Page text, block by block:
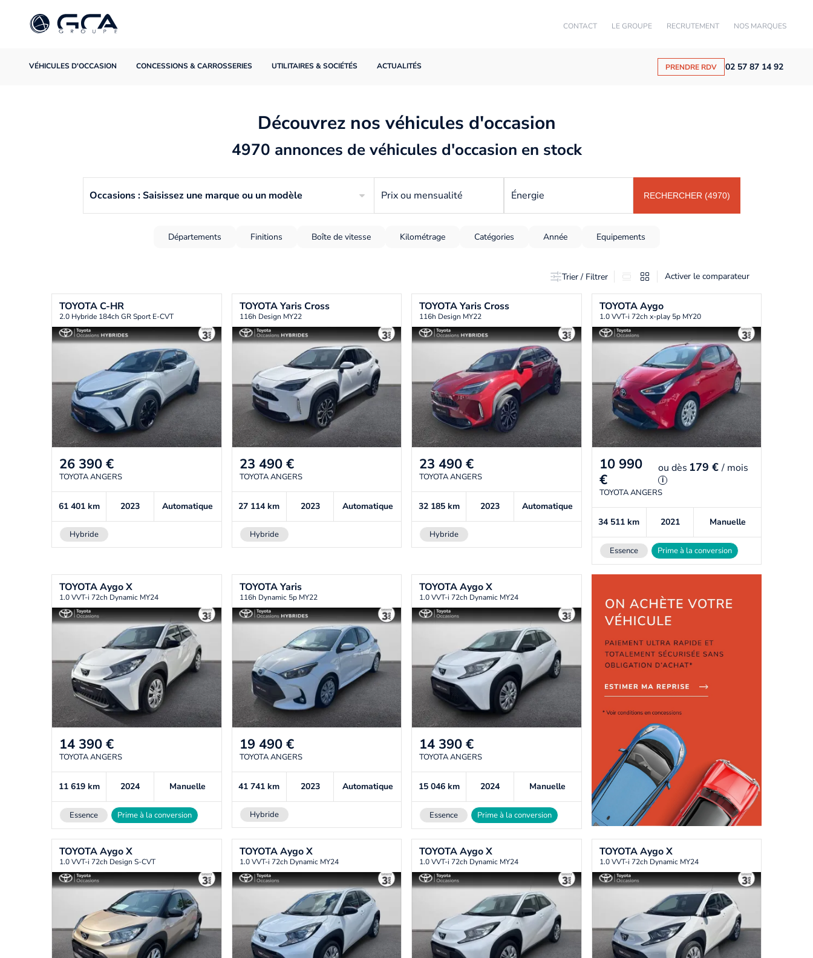
CONTACT LE GROUPE RECRUTEMENT NOS MARQUES
VÉHICULES D'OCCASION CONCESSIONS & CARROSSERIES UTILITAIRES & SOCIÉTÉS ACTUALITÉS PRENDRE RDV 02 57 87 14 92
Découvrez nos véhicules d'occasion
4970 annonces de véhicules d'occasion en stock
Occasions : Saisissez une marque ou un modèle Prix ou mensualité Énergie RECHERCHER (4970)
Départements Finitions Boîte de vitesse Kilométrage Catégories Année Equipements
Trier / Filtrer Activer le comparateur
TOYOTAC-HR
2.0 Hybride 184ch GR Sport E-CVT
26 390 €
TOYOTA ANGERS
61 401 km 2023 Automatique
Hybride
TOYOTAYaris Cross
116h Design MY22
23 490 €
TOYOTA ANGERS
27 114km 2023 Automatique
Hybride
TOYOTAYaris Cross
116h Design MY22
23 490 €
TOYOTA ANGERS
32 185 km 2023 Automatique
Hybride
TOYOTAAygo
1.0 VVT-i 72ch x-play 5p MY20
10 990
€
ou dès 179 € / mois
i
TOYOTA ANGERS
34 511km 2021 Manuelle
Essence Prime à la conversion
TOYOTAAygo X
1.0 VVT-i 72ch Dynamic MY24
14 390 €
TOYOTA ANGERS
11 619 km 2024 Manuelle
Essence Prime à la conversion
TOYOTAYaris
116h Dynamic 5p MY22
19 490 €
TOYOTA ANGERS
41 741km 2023 Automatique
Hybride
TOYOTAAygo X
1.0 VVT-i 72ch Dynamic MY24
14 390 €
TOYOTA ANGERS
15 046 km 2024 Manuelle
Essence Prime à la conversion
TOYOTAAygo X
1.0 VVT-i 72ch Design S-CVT
TOYOTAAygo X
1.0 VVT-i 72ch Dynamic MY24
TOYOTAAygo X
1.0 VVT-i 72ch Dynamic MY24
TOYOTAAygo X
1.0 VVT-i 72ch Dynamic MY24